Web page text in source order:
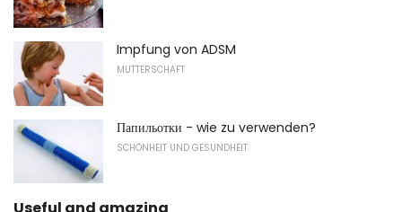
Impfung von ADSM
MUTTERSCHAFT
Папильотки - wie zu verwenden?
SCHÖNHEIT UND GESUNDHEIT